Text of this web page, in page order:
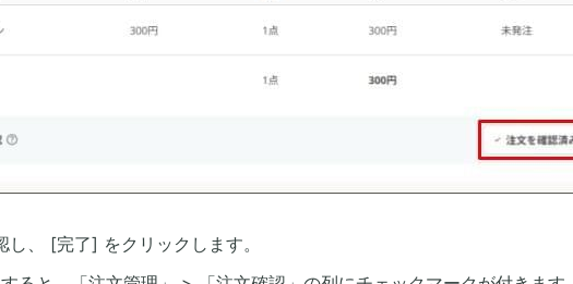
し、 [完了] をクリックします。